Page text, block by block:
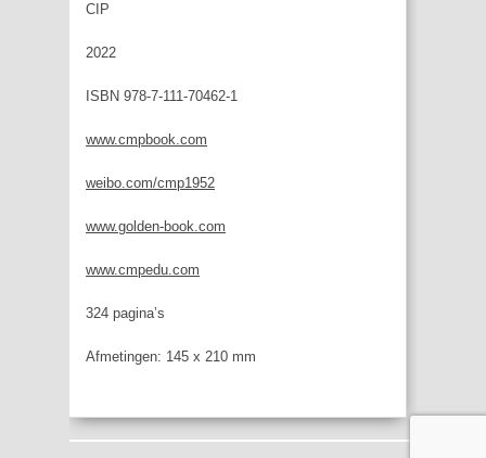
CIP
2022
ISBN 978-7-111-70462-1
www.cmpbook.com
weibo.com/cmp1952
www.golden-book.com
www.cmpedu.com
324 pagina’s
Afmetingen: 145 x 210 mm